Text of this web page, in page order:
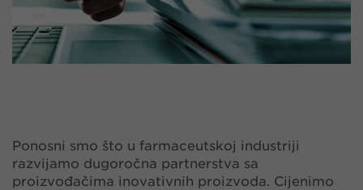
Ponosni smo što u farmaceutskoj industriji
razvijamo dugoročna partnerstva sa
proizvođačima inovativnih proizvoda. Cijenimo